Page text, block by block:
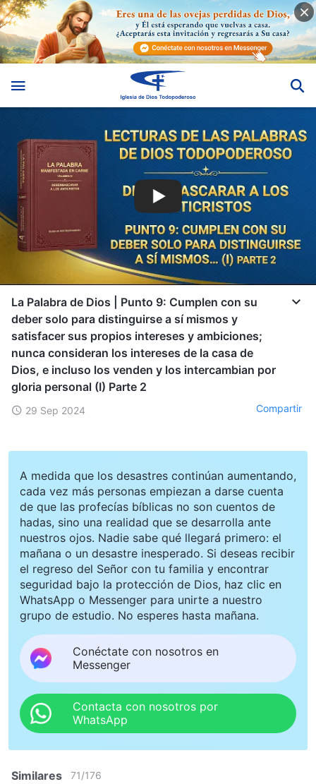
La Palabra de Dios | Punto 9: Cumplen con su
deber solo para distinguirse a sí mismos y
satisfacer sus propios intereses y ambiciones;
nunca consideran los intereses de la casa de
Dios, e incluso los venden y los intercambian por
gloria personal (I) Parte 2
29 Sep 2024 Compartir
A medida que los desastres continúan aumentando,
cada vez más personas empiezan a darse cuenta
de que las profecías bíblicas no son cuentos de
hadas, sino una realidad que se desarrolla ante
nuestros ojos. Nadie sabe qué llegará primero: el
mañana o un desastre inesperado. Si deseas recibir
el regreso del Señor con tu familia y encontrar
seguridad bajo la protección de Dios, haz clic en
WhatsApp o Messenger para unirte a nuestro
grupo de estudio. No esperes hasta mañana.
Conéctate con nosotros en
Messenger
Contacta con nosotros por
WhatsApp
Similares 71/176